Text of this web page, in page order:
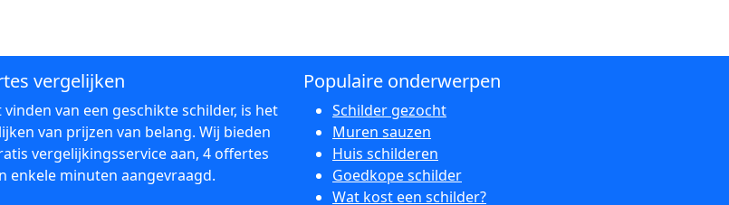
vergelijken
vinden van een geschikte schilder, is het
van prijzen van belang. Wij bieden
vergelijkingsservice aan, 4 offertes
enkele minuten aangevraagd.
Populaire onderwerpen
Schilder gezocht
Muren sauzen
Huis schilderen
Goedkope schilder
Wat kost een schilder?